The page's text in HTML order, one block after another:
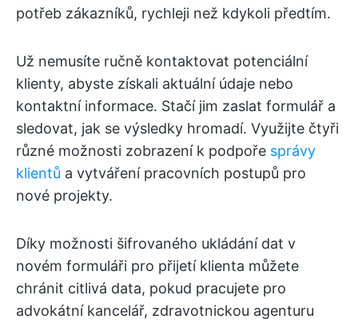
potřeb zákazníků, rychleji než kdykoli předtím.
Už nemusíte ručně kontaktovat potenciální
klienty, abyste získali aktuální údaje nebo
kontaktní informace. Stačí jim zaslat formulář a
sledovat, jak se výsledky hromadí. Využijte čtyři
různé možnosti zobrazení k podpoře správy
klientů a vytváření pracovních postupů pro
nové projekty.
Díky možnosti šifrovaného ukládání dat v
novém formuláři pro přijetí klienta můžete
chránit citlivá data, pokud pracujete pro
advokátní kancelář, zdravotnickou agenturu